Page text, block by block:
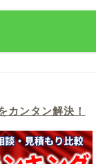
カンタン解決！